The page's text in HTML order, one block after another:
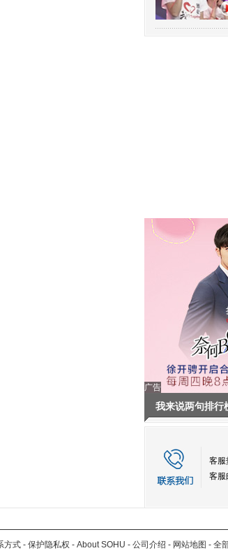
广告
我来说两句排行
客
客服
方式 - 保护隐私权 - About SOHU - 公司介绍 - 网站地图 - 全